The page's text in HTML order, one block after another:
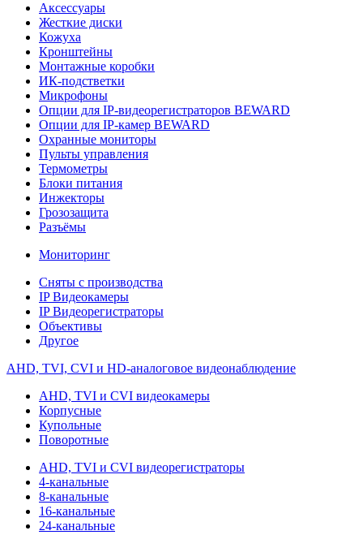
Аксессуары
Жесткие диски
Кожуха
Кронштейны
Монтажные коробки
ИК-подстветки
Микрофоны
Опции для IP-видеорегистраторов BEWARD
Опции для IP-камер BEWARD
Охранные мониторы
Пульты управления
Термометры
Блоки питания
Инжекторы
Грозозащита
Разъёмы
Мониторинг
Сняты с производства
IP Видеокамеры
IP Видеорегистраторы
Объективы
Другое
AHD, TVI, CVI и HD-аналоговое видеонаблюдение
AHD, TVI и CVI видеокамеры
Корпусные
Купольные
Поворотные
AHD, TVI и CVI видеорегистраторы
4-канальные
8-канальные
16-канальные
24-канальные